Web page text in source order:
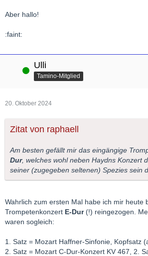
Aber hallo!
:faint:
Online Ulli
Tamino-Mitglied
20. Oktober 2024
Zitat von raphaell
Am besten gefällt mir das eingängige
Dur, welches wohl neben Haydns Konzert
seiner (zugegeben seltenen) Spezies sein
Wahrlich zum ersten Mal habe ich mir heute
Trompetenkonzert E-Dur(!) reingezogen.
waren sogleich:
1. Satz = Mozart Haffner-Sinfonie, Kopfsatz
2. Satz = Mozart C-Dur-Konzert KV 467, 2.